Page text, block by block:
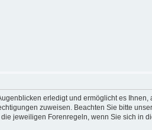
erledigt und ermöglicht es Ihnen,
zuweisen. Beachten Sie bitte
jeweiligen Forenregeln, wenn Sie sich in